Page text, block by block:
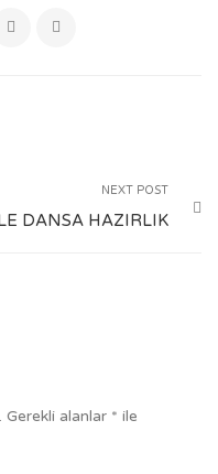
NEXT POST
DANSA HAZIRLIK
Gerekli alanlar * ile